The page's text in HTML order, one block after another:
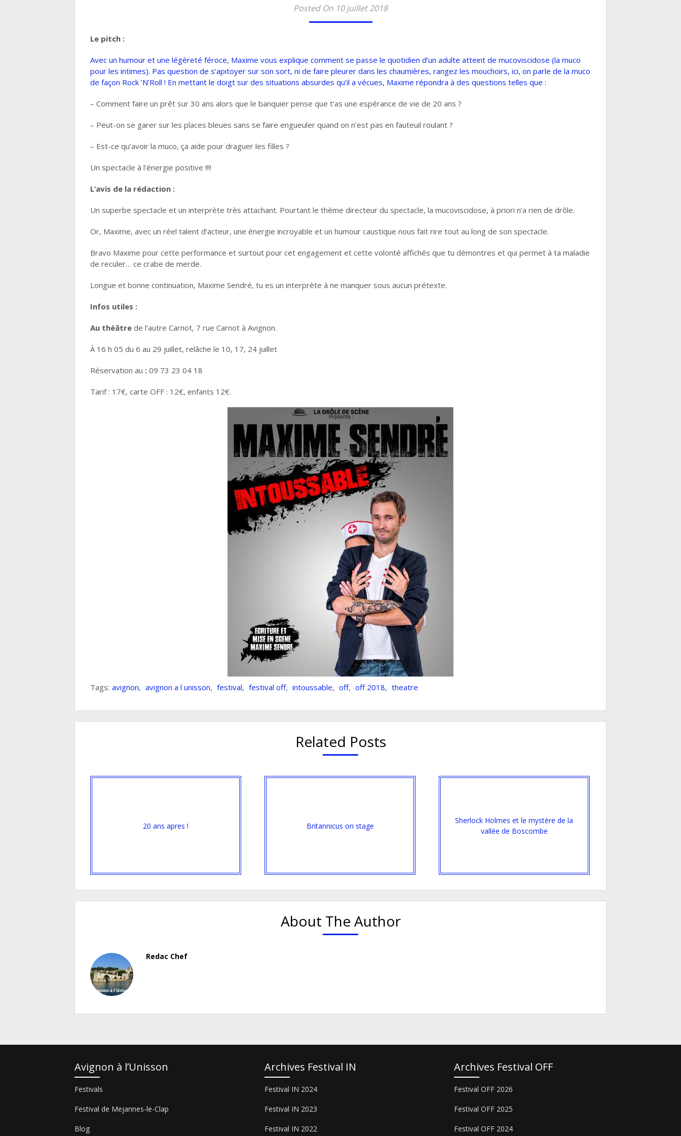
Posted On 10 juillet 2018
Le pitch :
Avec un humour et une légèreté féroce, Maxime vous explique comment se passe le quotidien d’un adulte atteint de mucoviscidose (la muco
pour les intimes). Pas question de s’apitoyer sur son sort, ni de faire pleurer dans les chaumières, rangez les mouchoirs, ici, on parle de la muco
de façon Rock ’N’Roll ! En mettant le doigt sur des situations absurdes qu’il a vécues, Maxime répondra à des questions telles que :
– Comment faire un prêt sur 30 ans alors que le banquier pense que t’as une espérance de vie de 20 ans ?
– Peut-on se garer sur les places bleues sans se faire engueuler quand on n’est pas en fauteuil roulant ?
– Est-ce qu’avoir la muco, ça aide pour draguer les filles ?
Un spectacle à l’énergie positive !!!!
L’avis de la rédaction :
Un superbe spectacle et un interprète très attachant. Pourtant le thème directeur du spectacle, la mucoviscidose, à priori n’a rien de drôle.
Or, Maxime, avec un réel talent d’acteur, une énergie incroyable et un humour caustique nous fait rire tout au long de son spectacle.
Bravo Maxime pour cette performance et surtout pour cet engagement et cette volonté affichés que tu démontres et qui permet à ta maladie
de reculer… ce crabe de merde.
Longue et bonne continuation, Maxime Sendré, tu es un interprète à ne manquer sous aucun prétexte.
Infos utiles :
Au théâtre de l’autre Carnot, 7 rue Carnot à Avignon.
À 16 h 05 du 6 au 29 juillet, relâche le 10, 17, 24 juillet
Réservation au : 09 73 23 04 18
Tarif : 17€, carte OFF : 12€, enfants 12€.
Tags: avignon, avignon a l unisson, festival, festival off, intoussable, off, off 2018, theatre
Related Posts
20 ans apres ! Britannicus on stage
Sherlock Holmes et le mystère de la
vallée de Boscombe
About The Author
Redac Chef
Avignon à l’Unisson
Festivals
Festival de Mejannes-le-Clap
Blog
Archives Festival IN
Festival IN 2024
Festival IN 2023
Festival IN 2022
Archives Festival OFF
Festival OFF 2026
Festival OFF 2025
Festival OFF 2024